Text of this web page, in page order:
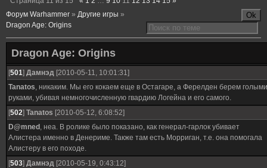
Форум Warhammer » Другие игры »
Dragon Age: Origins
Dragon Age: Origins
[501] Дамнэд [2010-05-11, 10:01:31]
Tanatos, никаким. Мы его кокаем еще в Остагаре, а Ферелден берем голыми
руками, убивая немногочисленную гвардию Логейна и его самого.
[502] Tanatos [2010-05-12, 6:08:52]
D@mned , неа. В ролике было показано, как генерал-гарлок убивает
Алистера именно в Денериме. Также там есть Морриган, т.е. она помогала
Алистеру в его походе.
[503] Дамнэд [2010-05-19, 0:43:12]